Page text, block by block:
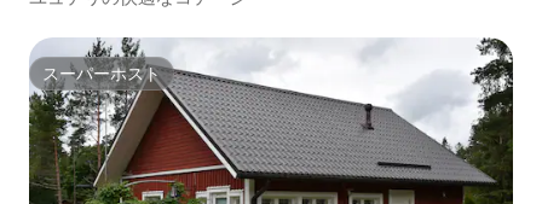
スーパーホスト
スーパーホスト